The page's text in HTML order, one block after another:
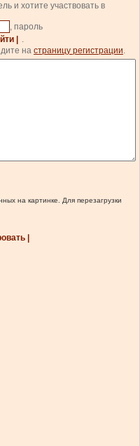
и хотите участвовать в
, пароль
|
.
на страницу регистрации.
на картинке. Для перезагрузки
|